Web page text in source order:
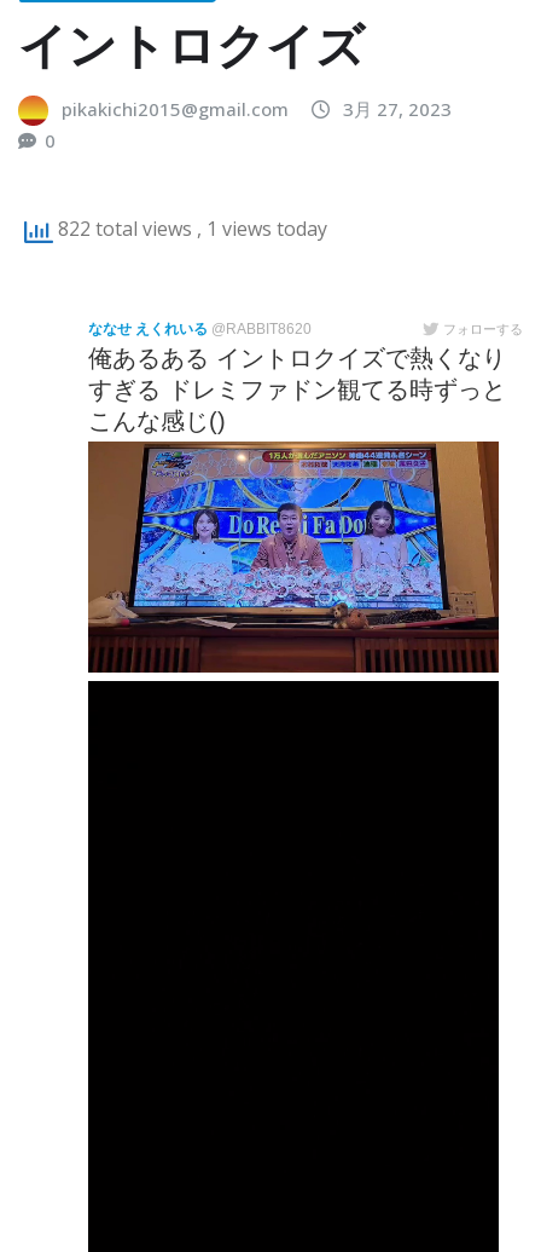
イントロクイズ
pikakichi2015@gmail.com
3月 27, 2023
0
822 total views , 1 views today
ななせ えくれいる @RABBIT8620 フォローする
俺あるある イントロクイズで熱くなり
すぎる ドレミファドン観てる時ずっと
こんな感じ()